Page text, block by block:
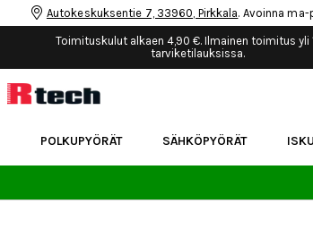
Autokeskuksentie 7, 33960, Pirkkala. Avoinna ma-
Toimituskulut alkaen 4,90 €. Ilmainen toimitus yli
tarviketilauksissa.
POLKUPYÖRÄT SÄHKÖPYÖRÄT